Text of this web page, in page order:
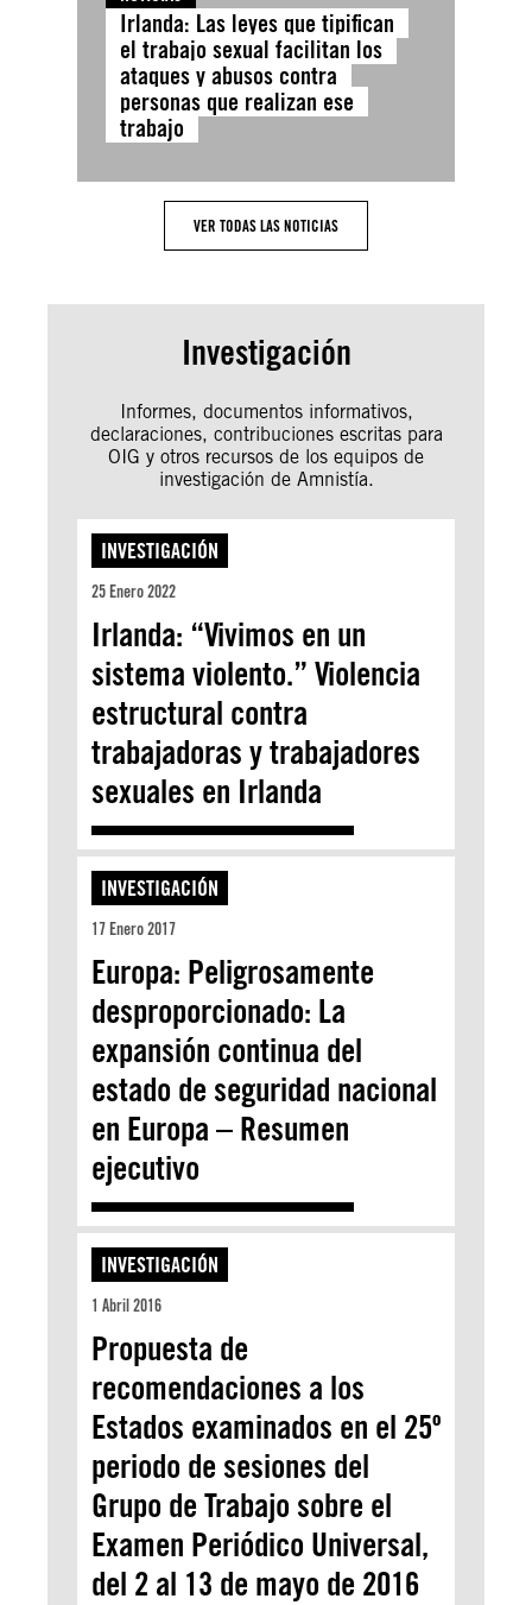
Irlanda: Las leyes que tipifican
el trabajo sexual facilitan los
ataques y abusos contra
personas que realizan ese
trabajo
VER TODAS LAS NOTICIAS
Investigación
Informes, documentos informativos,
declaraciones, contribuciones escritas para
OIG y otros recursos de los equipos de
investigación de Amnistía.
INVESTIGACIÓN
25 Enero 2022
Irlanda: “Vivimos en un
sistema violento.” Violencia
estructural contra
trabajadoras y trabajadores
sexuales en Irlanda
INVESTIGACIÓN
17 Enero 2017
Europa: Peligrosamente
desproporcionado: La
expansión continua del
estado de seguridad nacional
en Europa – Resumen
ejecutivo
INVESTIGACIÓN
1 Abril 2016
Propuesta de
recomendaciones a los
Estados examinados en el 25º
periodo de sesiones del
Grupo de Trabajo sobre el
Examen Periódico Universal,
del 2 al 13 de mayo de 2016